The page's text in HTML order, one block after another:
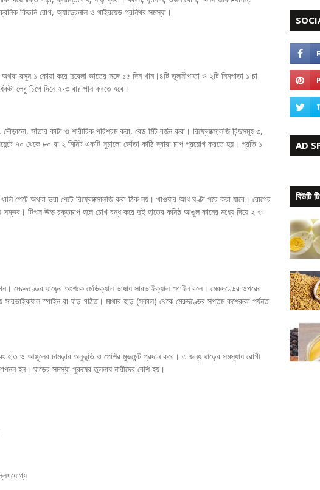
কিডনি রোগ, অ্যাড্রেনাল ও থাইরয়েড গ্রন্থির সমস্যা।
রসুন ১ কোয়া করে দুবেলা ভাতের সঙ্গে ১৫ দিন খান।৪টি তুলসীপাতা ও ২টি নিমপাতা ১ চা
লেবু চিপে দিনে ২-৩ বার পান করতে হবে।
সাঁতার কাটা ও শারীরিক পরিশ্রম করা, রেড মিট বর্জন করা। রিফ্লেক্সো্লজি বিন্দুসমূহ ৩,
৭০ থেকে ৮০ বা ২ মিনিট একটি সুচালো ভোঁতা কাঠি দ্বারা চাপ প্রয়োগ করতে হয়। প্রতি ১
পেটে অথবা ভরা পেটে রিফ্লেক্সোলজি করা ঠিক নয়। খাওয়ার আধ ঘণ্টা পরে করা যাবে। রোগের
সম্ভব। টিপস উচ্চ রক্তচাপ হলে চোখ বন্ধ করে দুই হাতের কনিষ্ঠ আঙুল কানের মধ্যে দিয়ে ২-৩
মেরুদণ্ডের ঘাড়ের অংশকে মেডিক্যাল ভাষায় সারভাইক্যাল স্পাইন বলে। মেরুদণ্ডের ওপরের
সারভাইক্যাল স্পাইন বা ঘাড় গঠিত। মাথার হাড় (স্কাল) থেকে মেরুদণ্ডের সপ্তম কশেরুকা পর্যন্ত
হাত ও আঙুলের চামড়ার অনুভূতি ও পেশির মুভমেন্ট প্রদান করে। এ জন্য ঘাড়ের সমস্যায় রোগী
হন। ঘাড়ের সমস্যা পুরুষের তুলনায় নারীদের বেশি হয়।
AD
বিউটি